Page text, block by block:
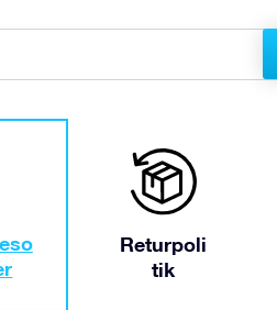
Returpoli
tik